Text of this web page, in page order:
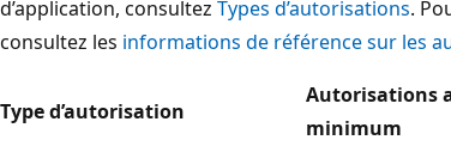
d’application, consultez Types d’autorisations.
consultez les informations de référence sur les
Type d’autorisation
Autorisations
minimum